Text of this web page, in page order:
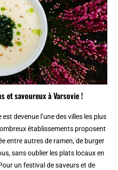
et savoureux à Varsovie !
devenue l’une des villes les plus
établissements proposent
entre autres de ramen, de burger
sans oublier les plats locaux en
un festival de saveurs et de